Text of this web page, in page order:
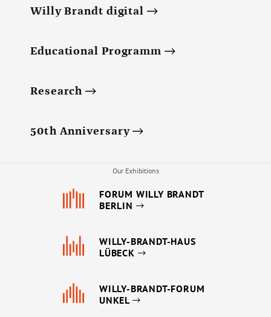
Willy Brandt digital
Educational Programm
Research
50th Anniversary
Our Exhibitions
FORUM WILLY BRANDT
BERLIN
WILLY-BRANDT-HAUS
LÜBECK
WILLY-BRANDT-FORUM
UNKEL